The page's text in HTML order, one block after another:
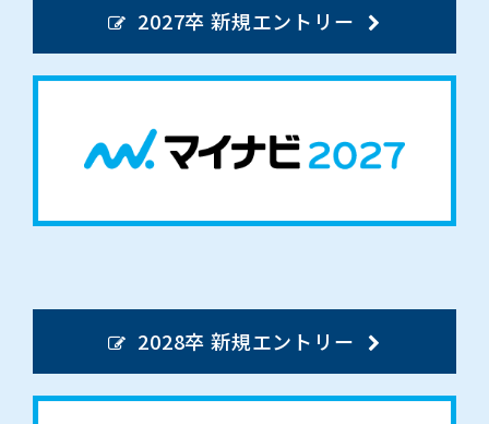
2027卒 新規エントリー
2028卒 新規エントリー